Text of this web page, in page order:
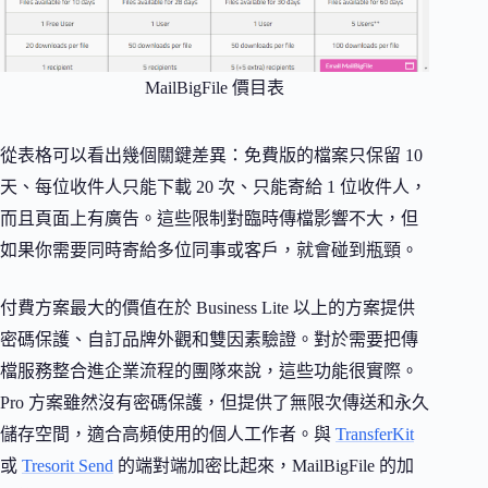
MailBigFile 價目表
從表格可以看出幾個關鍵差異：免費版的檔案只保留 10
天、每位收件人只能下載 20 次、只能寄給 1 位收件人，
而且頁面上有廣告。這些限制對臨時傳檔影響不大，但
如果你需要同時寄給多位同事或客戶，就會碰到瓶頸。
付費方案最大的價值在於 Business Lite 以上的方案提供
密碼保護、自訂品牌外觀和雙因素驗證。對於需要把傳
檔服務整合進企業流程的團隊來說，這些功能很實際。
Pro 方案雖然沒有密碼保護，但提供了無限次傳送和永久
儲存空間，適合高頻使用的個人工作者。與 TransferKit
或 Tresorit Send 的端對端加密比起來，MailBigFile 的加